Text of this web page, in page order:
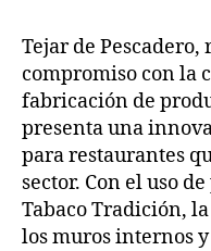
Tejar de
compromiso con la
fabricación de
presenta una
para restaurantes
sector. Con el uso
Tabaco Tradición,
los muros internos